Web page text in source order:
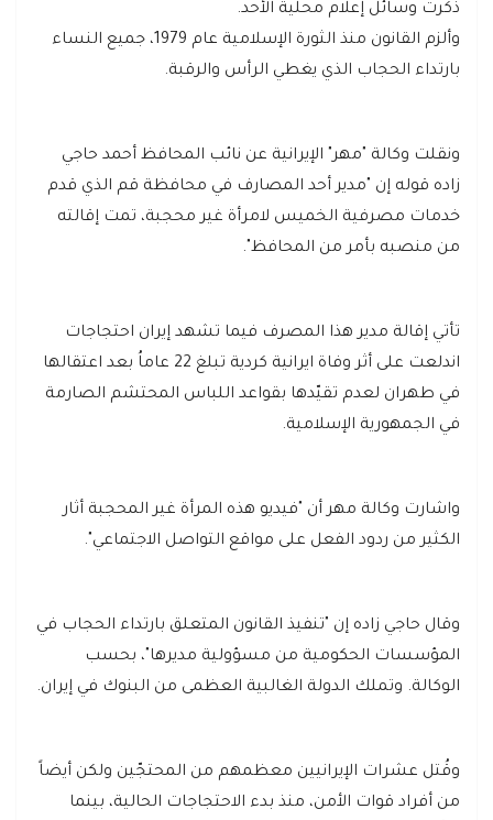
ذكرت وسائل إعلام محلية الأحد.
وألزم القانون منذ الثورة الإسلامية عام 1979، جميع النساء
بارتداء الحجاب الذي يغطي الرأس والرقبة.
ونقلت وكالة "مهر" الإيرانية عن نائب المحافظ أحمد حاجي
زاده قوله إن "مدير أحد المصارف في محافظة قم الذي قدم
خدمات مصرفية الخميس لامرأة غير محجبة، تمت إقالته
من منصبه بأمر من المحافظ".
تأتي إقالة مدير هذا المصرف فيما تشهد إيران احتجاجات
اندلعت على أثر وفاة ايرانية كردية تبلغ 22 عاماُ بعد اعتقالها
في طهران لعدم تقيّدها بقواعد اللباس المحتشم الصارمة
في الجمهورية الإسلامية.
واشارت وكالة مهر أن "فيديو هذه المرأة غير المحجبة أثار
الكثير من ردود الفعل على مواقع التواصل الاجتماعي".
وقال حاجي زاده إن "تنفيذ القانون المتعلق بارتداء الحجاب في
المؤسسات الحكومية من مسؤولية مديرها"، بحسب
الوكالة. وتملك الدولة الغالبية العظمى من البنوك في إيران.
وقُتل عشرات الإيرانيين معظمهم من المحتجّين ولكن أيضاً
من أفراد قوات الأمن، منذ بدء الاحتجاجات الحالية، بينما